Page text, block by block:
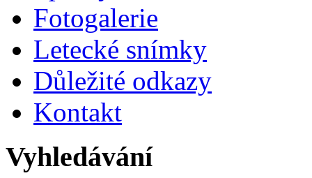
Fotogalerie
Letecké snímky
Důležité odkazy
Kontakt
Vyhledávání